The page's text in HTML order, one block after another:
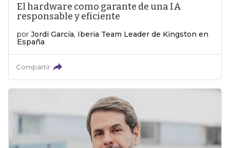
El hardware como garante de una IA
responsable y eficiente
por Jordi García, Iberia Team Leader de Kingston en
España
Compartir